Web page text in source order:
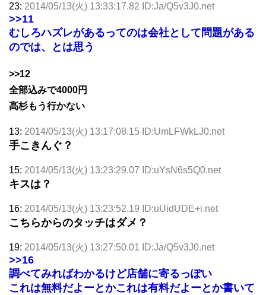
23: 2014/05/13(火) 13:33:17.82 ID:Ja/Q5v3J0.net
>>11
むしろハズレがあるってのは会社として問題がある
のでは、とは思う
>>12
全部込みで4000円
高杉もう行かない
13: 2014/05/13(火) 13:17:08.15 ID:UmLFWkLJ0.net
手こきんぐ？
15: 2014/05/13(火) 13:23:29.07 ID:uYsN6s5Q0.net
キスは？
16: 2014/05/13(火) 13:23:52.19 ID:uUidUDE+i.net
こちらからのタッチはダメ？
19: 2014/05/13(火) 13:27:50.01 ID:Ja/Q5v3J0.net
>>16
調べてみればわかるけど店舗に寄るっぽい
これは無料だよーとかこれは有料だよーとか書いて